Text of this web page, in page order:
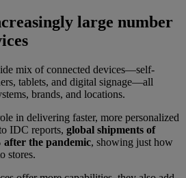
large number
mix of connected devices—self-
tablets, and digital signage—all
brands, and locations.
in delivering faster, more personalized
IDC reports, global shipments of
after the pandemic, showing just how
stores.